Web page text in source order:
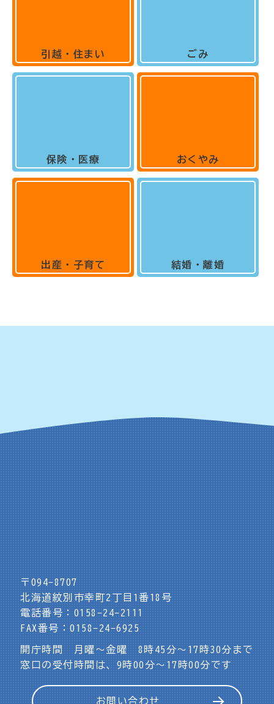
引越・住まい
保険・医療
出産・子育て
ごみ
おくやみ
結婚・離婚
〒094-8707
北海道紋別市幸町2丁目1番18号
電話番号：0158-24-2111
FAX番号：0158-24-6925
開庁時間 月曜～金曜 8時45分～17時30分まで
窓口の受付時間は、9時00分～17時00分です
お問い合わせ